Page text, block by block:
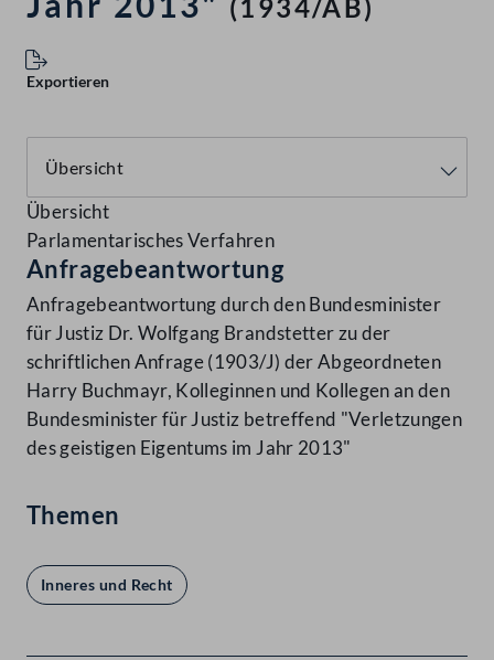
(1934/AB)
Exportieren
Übersicht
Parlamentarisches Verfahren
Anfragebeantwortung
Anfragebeantwortung durch den Bundesminister
für Justiz Dr. Wolfgang Brandstetter zu der
schriftlichen Anfrage (1903/J) der Abgeordneten
Harry Buchmayr, Kolleginnen und Kollegen an den
Bundesminister für Justiz betreffend "Verletzungen
des geistigen Eigentums im Jahr 2013"
Themen
Inneres und Recht